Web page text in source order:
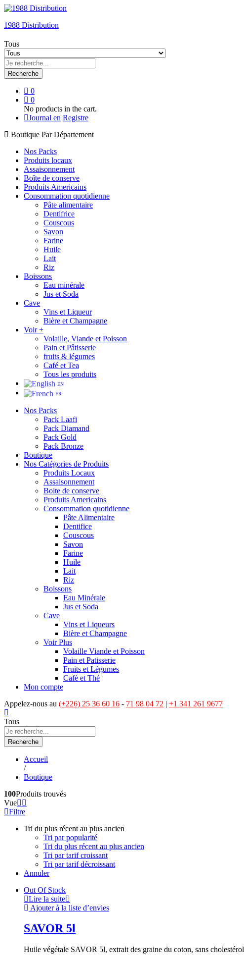
1988 Distribution
Tous
Recherche
0
0
No products in the cart.
Journal en Registre
Boutique Par Département
Nos Packs
Produits locaux
Assaisonnement
Boîte de conserve
Produits Americains
Consommation quotidienne
Pâte alimentaire
Dentifrice
Couscous
Savon
Farine
Huile
Lait
Riz
Boissons
Eau minérale
Jus et Soda
Cave
Vins et Liqueur
Bière et Champagne
Voir +
Volaille, Viande et Poisson
Pain et Pâtisserie
fruits & légumes
Café et Tea
Tous les produits
EN
FR
Nos Packs
Pack Laafi
Pack Diamand
Pack Gold
Pack Bronze
Boutique
Nos Catégories de Produits
Produits Locaux
Assaisonnement
Boite de conserve
Produits Americains
Consommation quotidienne
Pâte Alimentaire
Dentifice
Couscous
Savon
Farine
Huile
Lait
Riz
Boissons
Eau Minérale
Jus et Soda
Cave
Vins et Liqueurs
Bière et Champagne
Voir Plus
Volaille Viande et Poisson
Pain et Patisserie
Fruits et Légumes
Café et Thé
Mon compte
Appelez-nous au (+226) 25 36 60 16 - 71 98 04 72 | +1 341 261 9677
Tous
Recherche
Accueil
/
Boutique
100Produits trouvés
Vue
Filtre
Tri du plus récent au plus ancien
Tri par popularité
Tri du plus récent au plus ancien
Tri par tarif croissant
Tri par tarif décroissant
Annuler
Out Of Stock
Lire la suite
Ajouter à la liste d’envies
SAVOR 5l
Huile végétale SAVOR 5l, extrait des graine du coton, sans cholestérol